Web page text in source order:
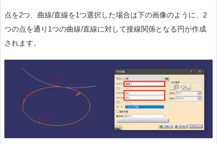
点を2つ、曲線/直線を1つ選択した場合は下の画像のように、2
つの点を通り1つの曲線/直線に対して接線関係となる円が作成
されます。